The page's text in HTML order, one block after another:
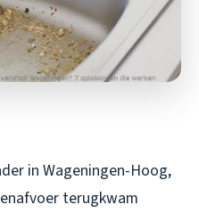
in Wageningen-Hoog,
terugkwam